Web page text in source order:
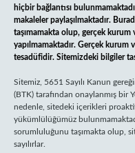
hiçbir bağlantısı
makaleler paylaşılmaktadır.
taşımamakta olup, gerçek kurum
yapılmamaktadır. Gerçek kurum
tesadüfidir. Sitemizdeki bilgiler
Sitemiz, 5651 Sayılı Kanun
(BTK) tarafından onaylanmış bir
nedenle, sitedeki içerikleri
yükümlülüğümüz
sorumluluğunu taşımakta olup,
sayılırlar.